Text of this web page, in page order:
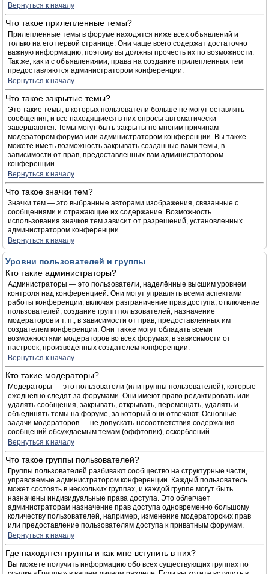
Вернуться к началу
Что такое прилепленные темы?
Прилепленные темы в форуме находятся ниже всех объявлений и
только на его первой странице. Они чаще всего содержат достаточно
важную информацию, поэтому вы должны прочесть их по возможности.
Так же, как и с объявлениями, права на создание прилепленных тем
предоставляются администратором конференции.
Вернуться к началу
Что такое закрытые темы?
Это такие темы, в которых пользователи больше не могут оставлять
сообщения, и все находящиеся в них опросы автоматически
завершаются. Темы могут быть закрыты по многим причинам
модератором форума или администратором конференции. Вы также
можете иметь возможность закрывать созданные вами темы, в
зависимости от прав, предоставленных вам администратором
конференции.
Вернуться к началу
Что такое значки тем?
Значки тем — это выбранные авторами изображения, связанные с
сообщениями и отражающие их содержание. Возможность
использования значков тем зависит от разрешений, установленных
администратором конференции.
Вернуться к началу
Уровни пользователей и группы
Кто такие администраторы?
Администраторы — это пользователи, наделённые высшим уровнем
контроля над конференцией. Они могут управлять всеми аспектами
работы конференции, включая разграничение прав доступа, отключение
пользователей, создание групп пользователей, назначение
модераторов и т. п., в зависимости от прав, предоставленных им
создателем конференции. Они также могут обладать всеми
возможностями модераторов во всех форумах, в зависимости от
настроек, произведённых создателем конференции.
Вернуться к началу
Кто такие модераторы?
Модераторы — это пользователи (или группы пользователей), которые
ежедневно следят за форумами. Они имеют право редактировать или
удалять сообщения, закрывать, открывать, перемещать, удалять и
объединять темы на форуме, за который они отвечают. Основные
задачи модераторов — не допускать несоответствия содержания
сообщений обсуждаемым темам (оффтопик), оскорблений.
Вернуться к началу
Что такое группы пользователей?
Группы пользователей разбивают сообщество на структурные части,
управляемые администратором конференции. Каждый пользователь
может состоять в нескольких группах, и каждой группе могут быть
назначены индивидуальные права доступа. Это облегчает
администраторам назначение прав доступа одновременно большому
количеству пользователей, например, изменение модераторских прав
или предоставление пользователям доступа к приватным форумам.
Вернуться к началу
Где находятся группы и как мне вступить в них?
Вы можете получить информацию обо всех существующих группах по